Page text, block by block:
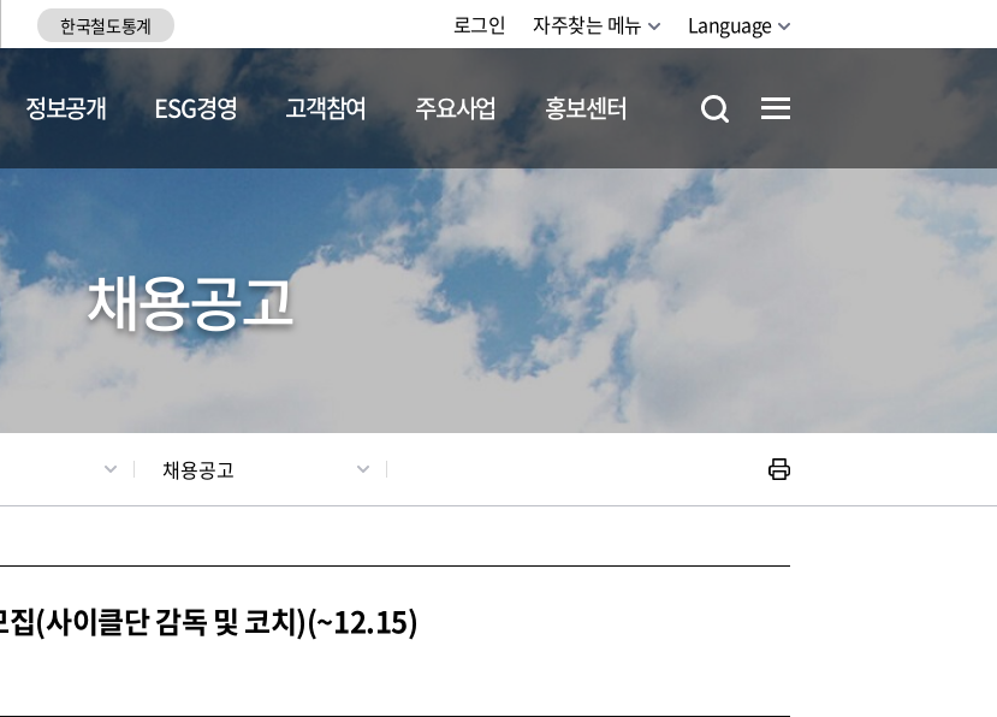
한국철도통계 로그인 자주찾는 메뉴 Language
채용정보
정보공개 ESG경영 고객참여 주요사업 홍보센터
채용공고
채용공고
집(사이클단 감독 및 코치)(~12.15)